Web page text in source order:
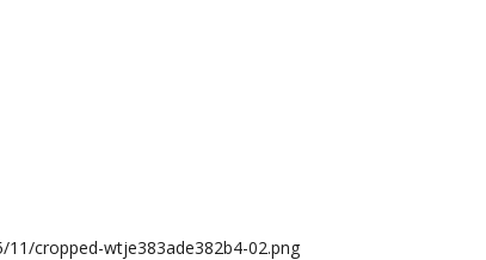
cropped-wtje383ade382b4-02.png